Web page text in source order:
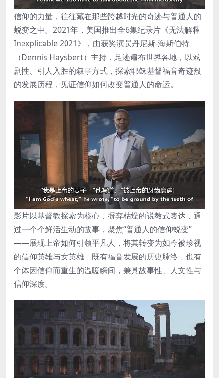
信仰的力量，往往藏在那些跨越时光的奇迹与普通人的
蜕变之中。2021年，美国推出全6集纪录片《无法解释
Inexplicable 2021》，由获奖演员丹尼斯-海斯伯特
（Dennis Haysbert）主持，足迹遍布世界各地，以戏
剧性、引人入胜的叙事方式，探索耶稣基督福音奇迹般
的发展历程，见证信仰如何改变普通人的命运。
影片以基督教探索为核心，摒弃枯燥的说教式表达，通
过一个个鲜活生动的故事，聚焦“普通人的信仰蜕变”
——展现上帝如何引领平凡人，将其转变为如今被珍视
的信仰英雄与女英雄，既有福音发展的历史脉络，也有
个体因信仰而重生的温暖瞬间，兼具故事性、人文性与
信仰深度。